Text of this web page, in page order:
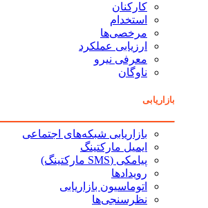
کارکنان
استخدام
مرخصی‌ها
ارزیابی عملکرد
معرفی نیرو
ناوگان
بازاریابی
بازاریابی شبکه‌های اجتماعی
ایمیل مارکتینگ
پیامکی (SMS مارکتینگ)
رویدادها
اتوماسیون بازاریابی
نظرسنجی‌ها